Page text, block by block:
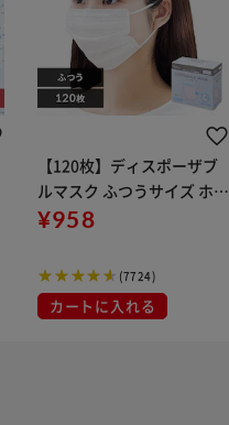
【120枚】ディスポーザブ
ルマスク ふつうサイズ ホワ
イト 大容量 DISPOSABLE
布
¥958
(7724)
カートに入れる